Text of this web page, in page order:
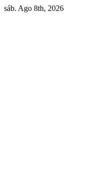
Skip
sáb. Ago 8th, 2026